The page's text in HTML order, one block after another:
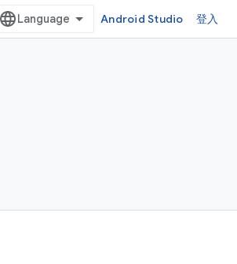
Android Studio 登入